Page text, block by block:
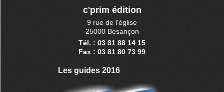
c'prim édition
9 rue de l'église
25000 Besançon
Tél. : 03 81 88 14 15
Fax : 03 81 80 73 99
Les guides 2016